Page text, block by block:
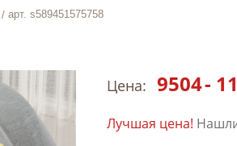
арт. s589451575758
Цена: 9504-
Лучшая цена!